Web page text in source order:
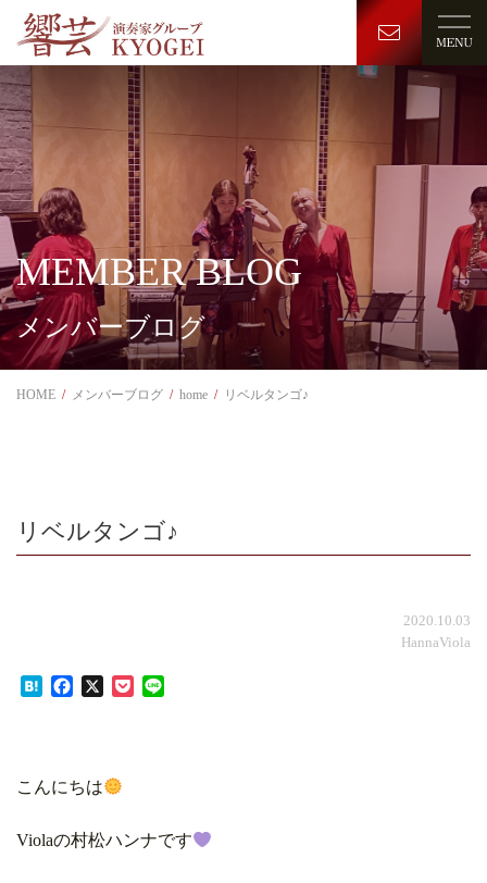
MEMBER BLOG
メンバーブログ
HOME メンバーブログ home リベルタンゴ♪
リベルタンゴ♪
2020.10.03
HannaViola
HatenaFacebook
X Pocket
こんにちは
Violaの村松ハンナです